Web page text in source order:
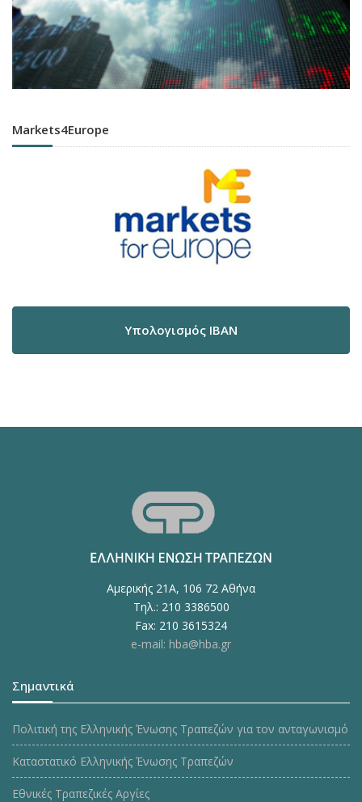
Markets4Europe
Υπολογισμός IBAN
Αμερικής 21Α, 106 72 Αθήνα
Τηλ.: 210 3386500
Fax: 210 3615324
e-mail: hba@hba.gr
Σημαντικά
Πολιτική της Ελληνικής Ένωσης Τραπεζών για τον ανταγωνισμό
Καταστατικό Ελληνικής Ένωσης Τραπεζών
Εθνικές Τραπεζικές Αργίες